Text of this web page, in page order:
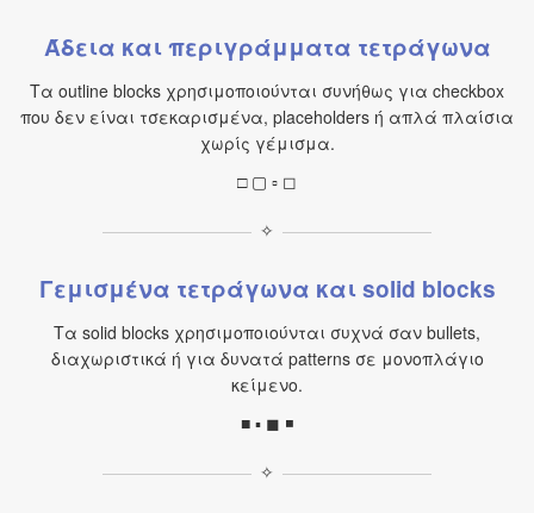
Άδεια και περιγράμματα τετράγωνα
Τα outline blocks χρησιμοποιούνται συνήθως για checkbox
που δεν είναι τσεκαρισμένα, placeholders ή απλά πλαίσια
χωρίς γέμισμα.
□ ▢ ▫ ◻
✧
Γεμισμένα τετράγωνα και solid blocks
Τα solid blocks χρησιμοποιούνται συχνά σαν bullets,
διαχωριστικά ή για δυνατά patterns σε μονοπλάγιο
κείμενο.
■ ▪ ◼ ◾
✧